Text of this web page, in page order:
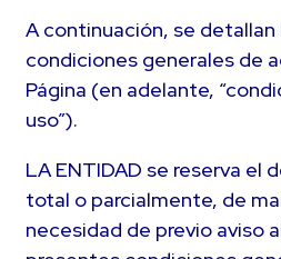
A continuación, se
condiciones generales de
Página (en adelante,
uso”).
LA ENTIDAD se reserva el
total o parcialmente, de
necesidad de previo aviso